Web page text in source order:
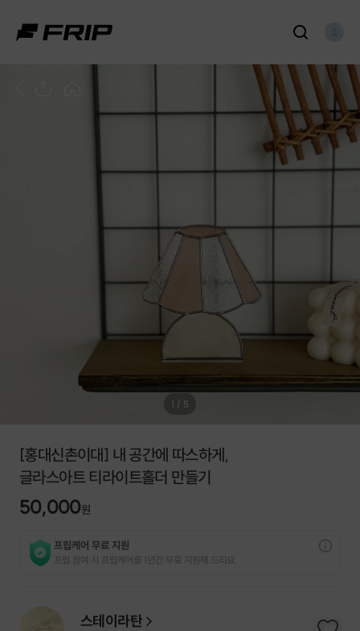
1 / 5
[홍대신촌이대] 내 공간에 따스하게,
글라스아트 티라이트홀더 만들기
50,000원
프립케어 무료 지원
프립 참여 시 프립케어를 1년간 무료 지원해 드리요.
스테이라탄